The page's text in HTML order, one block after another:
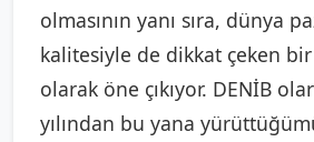
olmasının yanı sıra, dünya
kalitesiyle de dikkat çeken
olarak öne çıkıyor. DENİB
yılından bu yana